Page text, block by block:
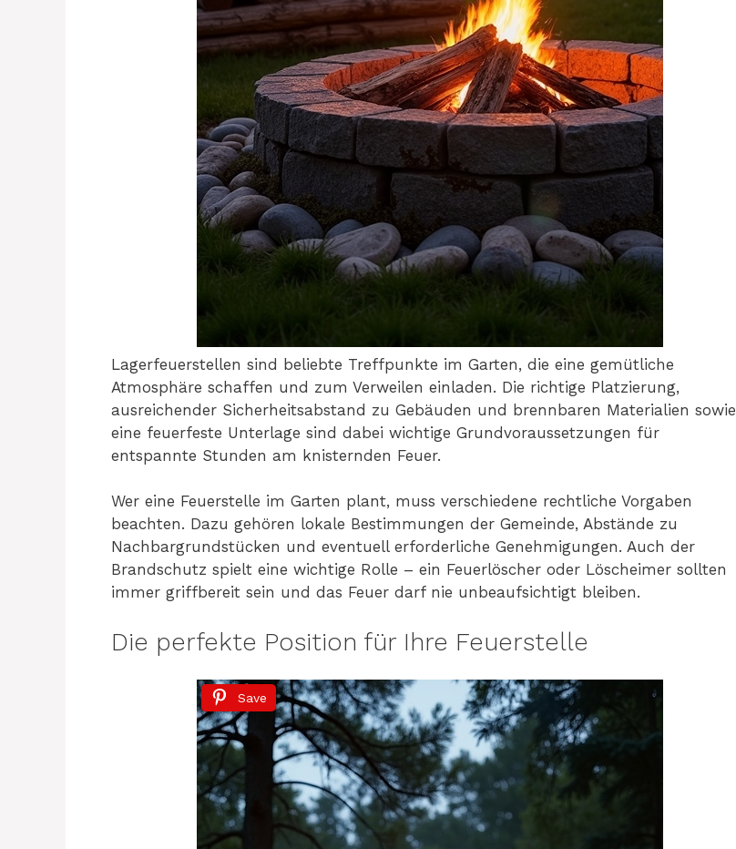
Lagerfeuerstellen sind beliebte Treffpunkte im Garten, die eine gemütliche
Atmosphäre schaffen und zum Verweilen einladen. Die richtige Platzierung,
ausreichender Sicherheitsabstand zu Gebäuden und brennbaren Materialien sowie
eine feuerfeste Unterlage sind dabei wichtige Grundvoraussetzungen für
entspannte Stunden am knisternden Feuer.
Wer eine Feuerstelle im Garten plant, muss verschiedene rechtliche Vorgaben
beachten. Dazu gehören lokale Bestimmungen der Gemeinde, Abstände zu
Nachbargrundstücken und eventuell erforderliche Genehmigungen. Auch der
Brandschutz spielt eine wichtige Rolle – ein Feuerlöscher oder Löscheimer sollten
immer griffbereit sein und das Feuer darf nie unbeaufsichtigt bleiben.
Die perfekte Position für Ihre Feuerstelle
Save